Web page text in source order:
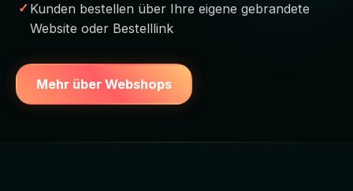
Kunden bestellen über Ihre eigene gebrandete
Website oder Bestelllink
Mehr über Webshops